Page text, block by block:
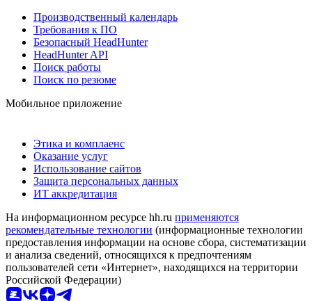
Производственный календарь
Требования к ПО
Безопасный HeadHunter
HeadHunter API
Поиск работы
Поиск по резюме
Мобильное приложение
Этика и комплаенс
Оказание услуг
Использование сайтов
Защита персональных данных
ИТ аккредитация
На информационном ресурсе hh.ru применяются
рекомендательные технологии (информационные технологии
предоставления информации на основе сбора, систематизации
и анализа сведений, относящихся к предпочтениям
пользователей сети «Интернет», находящихся на территории
Российской Федерации)